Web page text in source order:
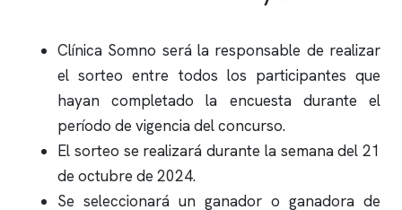
Clínica Somno será la responsable de realizar
el sorteo entre todos los participantes que
hayan completado la encuesta durante el
período de vigencia del concurso.
El sorteo se realizará durante la semana del 21
de octubre de 2024.
Se seleccionará un ganador o ganadora de